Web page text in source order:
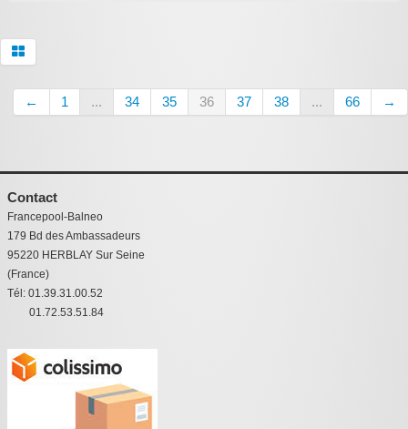
← 1 ... 34 35 36 37 38 ... 66 →
Contact
Francepool-Balneo
179 Bd des Ambassadeurs
95220 HERBLAY Sur Seine
(France)
Tél: 01.39.31.00.52
01.72.53.51.84